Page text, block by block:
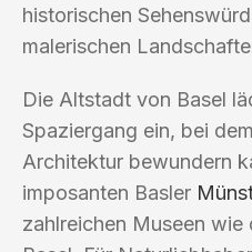
historischen
malerischen
Die Altstadt von Basel
Spaziergang ein, bei
Architektur bewundern
imposanten Basler
zahlreichen Museen wie